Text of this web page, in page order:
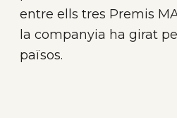
entre ells tres Premis
la companyia ha girat
països.